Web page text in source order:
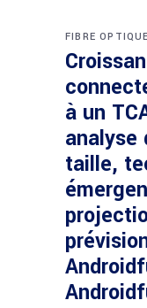
FIBRE OPTIQUE
à un
analyse
taille,